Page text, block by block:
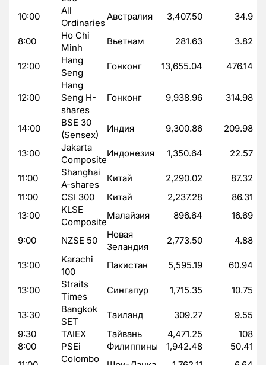
10:00
All
Ordinaries
Австралия 3,407.50 34.9
8:00
Ho Chi
Minh
Вьетнам 281.63 3.82
12:00
Hang
Seng
Гонконг 13,655.04 476.14
12:00
Hang
Seng H-
shares
Гонконг 9,938.96 314.98
14:00
BSE 30
(Sensex)
Индия 9,300.86 209.98
13:00
Jakarta
Composite
Индонезия 1,350.64 22.57
11:00
Shanghai
A-shares
Китай 2,290.02
87.32
11:00
CSI 300 Китай 2,237.28
86.31
13:00
KLSE
Composite
Малайзия 896.64 16.69
9:00 NZSE 50
Новая
Зеландия
2,773.50 4.88
13:00
Karachi
100
Пакистан 5,595.19 60.94
13:00
Straits
Times
Сингапур 1,715.35 10.75
13:30
Bangkok
SET
Таиланд 309.27
9.55
9:30
TAIEX Тайвань 4,471.25
108
8:00
PSEi Филиппины 1,942.48
50.41
Colombo